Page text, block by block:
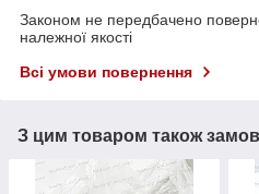
Законом не передбачено
належної якості
Всі умови повернення
З цим товаром також